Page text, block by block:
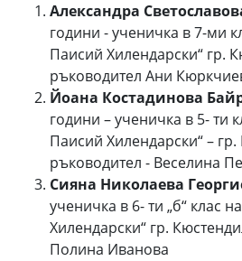
Александра
години - ученичка в 7-ми
Паисий Хилендарски“ гр.
ръководител Ани
Йоана Костадинова
години – ученичка в 5- ти
Паисий Хилендарски“ –
ръководител - Веселина
Сияна Николаева
ученичка в 6- ти „б“ клас
Хилендарски“ гр.
Полина Иванова